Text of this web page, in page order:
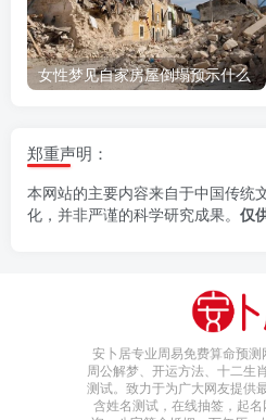
女性梦见自家房屋倒塌预示什么
郑重声明：
本网站的主要内容来自于中国传统
化，并非严谨的科学研究成果。 仅
安卜居专业周易免费算命预测
周公解梦、开运方法、十二生
测试。致力于为广大网友提供
含姓名测试，在线抽签，起